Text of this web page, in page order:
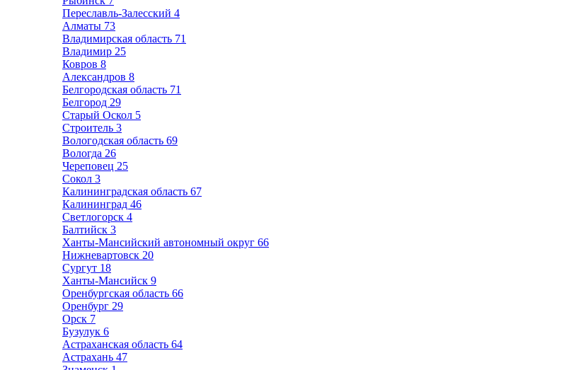
Переславль-Залесский 4
Алматы 73
Владимирская область 71
Владимир 25
Ковров 8
Александров 8
Белгородская область 71
Белгород 29
Старый Оскол 5
Строитель 3
Вологодская область 69
Вологда 26
Череповец 25
Сокол 3
Калининградская область 67
Калининград 46
Светлогорск 4
Балтийск 3
Ханты-Мансийский автономный округ 66
Нижневартовск 20
Сургут 18
Ханты-Мансийск 9
Оренбургская область 66
Оренбург 29
Орск 7
Бузулук 6
Астраханская область 64
Астрахань 47